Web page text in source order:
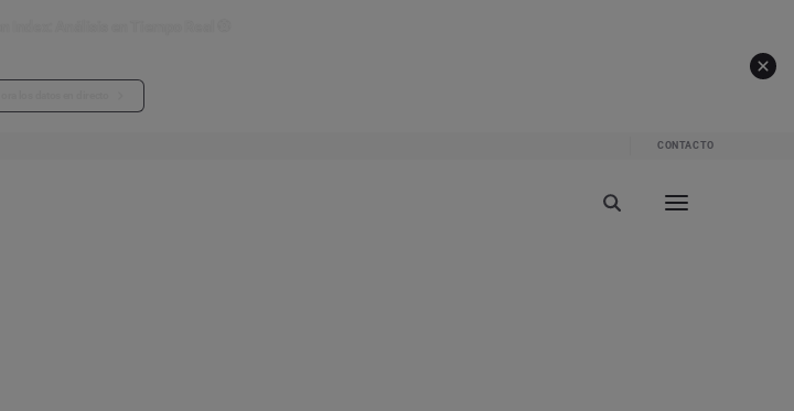
CONTACTO